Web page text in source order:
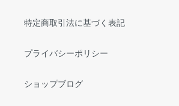
特定商取引法に基づく表記
プライバシーポリシー
ショップブログ